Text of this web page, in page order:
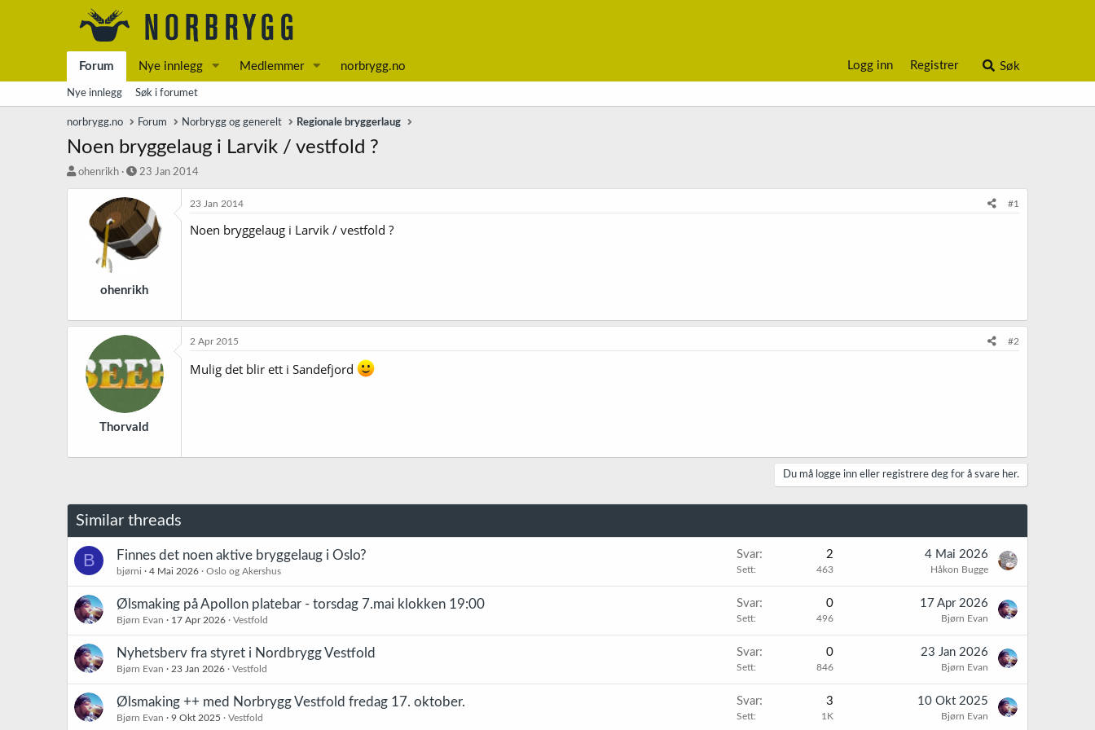
Forum Nye innlegg Medlemmer norbrygg.no Logg inn Registrer Søk
Nye innlegg Søk i forumet
norbrygg.no Forum Norbrygg og generelt Regionale bryggerlaug
Noen bryggelaug i Larvik / vestfold ?
T
r
ohenrikh
S
a
r
t
d
a
o
23 Jan 2014
ohenrikh
23 Jan 2014 #1
Noen bryggelaug i Larvik / vestfold ?
Thorvald
2 Apr 2015 #2
Mulig det blir ett i Sandefjord
Du må logge inn eller registrere deg for å svare her.
Similar threads
B Finnes det noen aktive bryggelaug i Oslo?
bjørni 4 Mai 2026 Oslo og Akershus
Svar 2
Sett 463
4 Mai 2026
Håkon Bugge
Ølsmaking på Apollon platebar - torsdag 7.mai klokken 19:00
Bjørn Evan 17 Apr 2026 Vestfold
Svar 0
Sett 496
17 Apr 2026
Bjørn Evan
Nyhetsberv fra styret i Nordbrygg Vestfold
Bjørn Evan 23 Jan 2026 Vestfold
Svar 0
Sett 846
23 Jan 2026
Bjørn Evan
Ølsmaking ++ med Norbrygg Vestfold fredag 17. oktober.
Bjørn Evan 9 Okt 2025 Vestfold
Svar 3
Sett 1K
10 Okt 2025
Bjørn Evan